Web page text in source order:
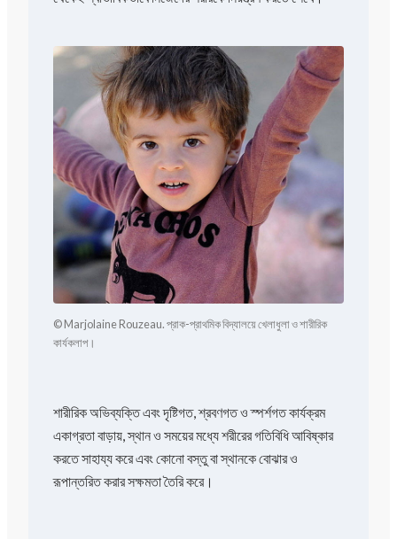
© Marjolaine Rouzeau. প্রাক-প্রাথমিক বিদ্যালয়ে খেলাধুলা ও শারীরিক
কার্যকলাপ।
শারীরিক অভিব্যক্তি এবং দৃষ্টিগত, শ্রবণগত ও স্পর্শগত কার্যক্রম
একাগ্রতা বাড়ায়, স্থান ও সময়ের মধ্যে শরীরের গতিবিধি আবিষ্কার
করতে সাহায্য করে এবং কোনো বস্তু বা স্থানকে বোঝার ও
রূপান্তরিত করার সক্ষমতা তৈরি করে।